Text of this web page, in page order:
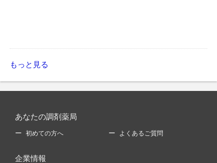
もっと見る
あなたの調剤薬局
初めての方へ よくあるご質問
企業情報